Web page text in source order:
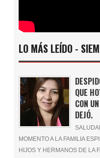
LO MÁS LEÍDO -
QUE
CON
DEJÓ.
MOMENTO A LA FAMILIA
HIJOS Y HERMANOS DE LA